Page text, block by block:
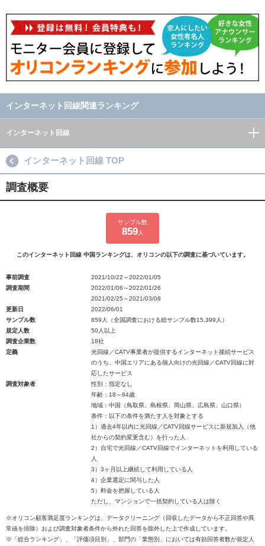
インターネット回線関連ランキング
インターネット回線
インターネット回線 TOP
調査概要
サンプル数
859人
このインターネット回線 中国ランキングは、オリコンの以下の調査に基づいています。
事前調査
2021/10/22～2022/01/05
調査期間
2022/01/06～2022/01/26
2021/02/25～2021/03/08
更新日
2022/06/01
サンプル数
859人（全国調査における総サンプル数15,399人）
規定人数
50人以上
調査企業数
18社
定義
光回線／CATV事業者が提供するインターネット接続サービス
のうち、中国エリアにある個人向けの光回線／CATV回線に対
応したサービス
調査対象者
性別：指定なし
年齢：18～84歳
地域：中国（鳥取県、島根県、岡山県、広島県、山口県）
条件：以下の条件を満たす人を対象とする
1）過去4年以内に光回線／CATV回線サービスに新規加入（他
社からの契約変更含む）を行った人
2）自宅で光回線／CATV回線でインターネットを利用している
人
3）3ヶ月以上継続して利用している人
4）企業選定に関与した人
5）料金を把握している人
ただし、マンションで一括契約している人は除く
※オリコン顧客満足度ランキングは、データクリーニング（回収したデータから不正回答や異
常値を排除）および調査対象者条件から外れた回答を除外した上で作成しています。
※「総合ランキング」、「評価項目別」、部門の「業態別」においては有効回答者数が規定人